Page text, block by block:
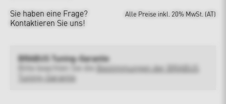
Sie haben eine Frage?
Kontaktieren Sie uns!
Alle Preise inkl. 20% MwSt. (AT)
BRABUS Tuning-Garantie
Bitte beachten Sie die
Bestimmungen der BRABUS
Tuning-Garantie